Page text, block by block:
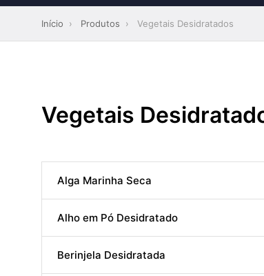
Início › Produtos › Vegetais Desidratados
Vegetais
Alga Marinha Seca
Alho em Pó Desidratado
Berinjela Desidratada